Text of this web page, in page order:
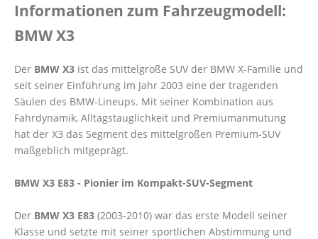
Informationen zum Fahrzeugmodell:
BMW X3
Der BMW X3 ist das mittelgroße SUV der BMW X-Familie und
seit seiner Einführung im Jahr 2003 eine der tragenden
Säulen des BMW-Lineups. Mit seiner Kombination aus
Fahrdynamik, Alltagstauglichkeit und Premiumanmutung
hat der X3 das Segment des mittelgroßen Premium-SUV
maßgeblich mitgeprägt.
BMW X3 E83 - Pionier im Kompakt-SUV-Segment
Der BMW X3 E83 (2003-2010) war das erste Modell seiner
Klasse und setzte mit seiner sportlichen Abstimmung und